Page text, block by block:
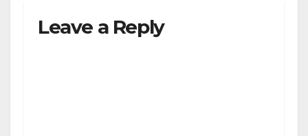
c
e
st
o
ail ar
e
Leave a Reply